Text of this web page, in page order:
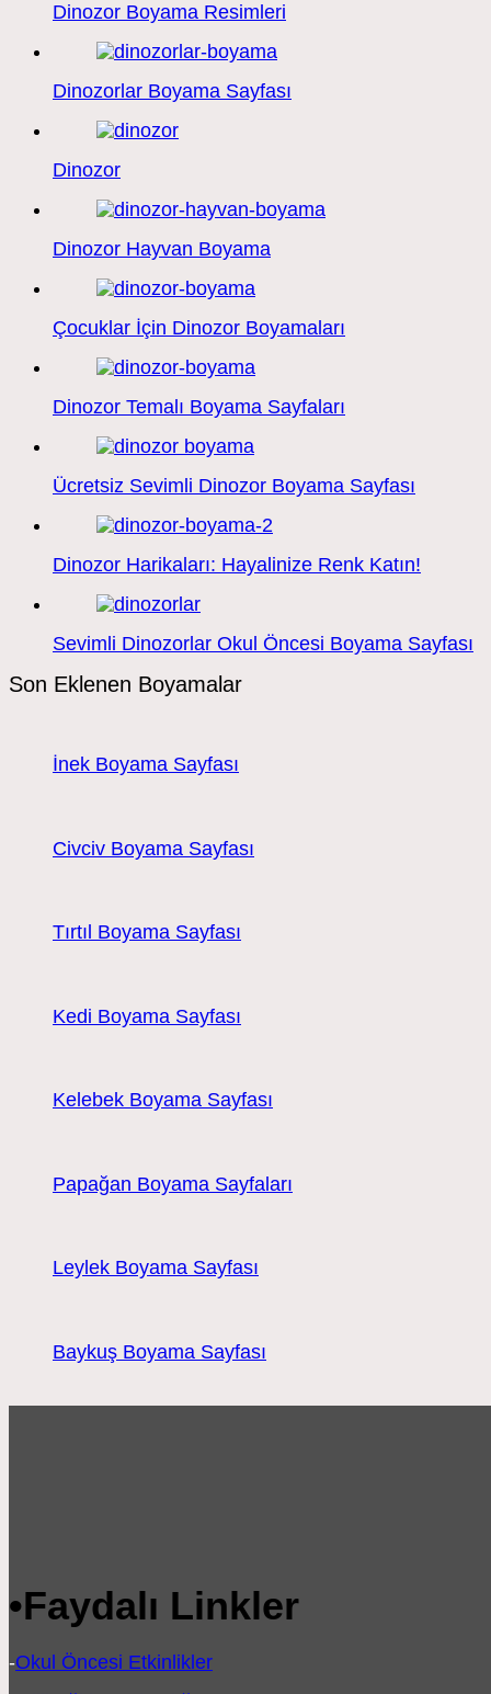
Dinozor Boyama Resimleri
Dinozorlar Boyama Sayfası
Dinozor
Dinozor Hayvan Boyama
Çocuklar İçin Dinozor Boyamaları
Dinozor Temalı Boyama Sayfaları
Ücretsiz Sevimli Dinozor Boyama Sayfası
Dinozor Harikaları: Hayalinize Renk Katın!
Sevimli Dinozorlar Okul Öncesi Boyama Sayfası
Son Eklenen Boyamalar
İnek Boyama Sayfası
Civciv Boyama Sayfası
Tırtıl Boyama Sayfası
Kedi Boyama Sayfası
Kelebek Boyama Sayfası
Papağan Boyama Sayfaları
Leylek Boyama Sayfası
Baykuş Boyama Sayfası
•Faydalı Linkler
-Okul Öncesi Etkinlikler